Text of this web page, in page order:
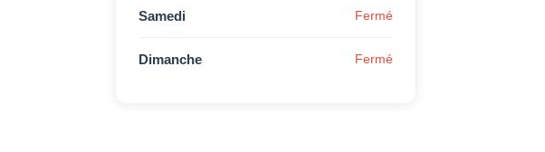
Samedi Fermé
Dimanche Fermé